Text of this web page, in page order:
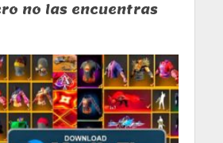
no las encuentras